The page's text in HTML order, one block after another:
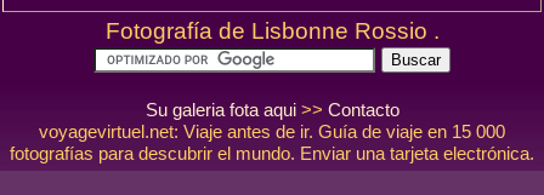
Fotografía de Lisbonne Rossio .
Su galeria fota aqui>> Contacto
voyagevirtuel.net: Viaje antes de ir. Guía de viaje en 15 000
fotografías para descubrir el mundo. Enviar una tarjeta electrónica.